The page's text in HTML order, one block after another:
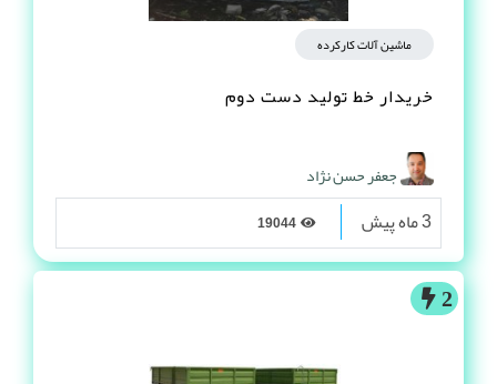
ماشین آلات کارکرده
خریدار خط تولید دست دوم
جعفر حسن نژاد
3 ماه پیش
2